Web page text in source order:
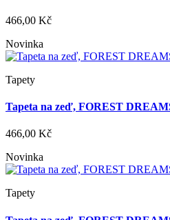
466,00 Kč
Novinka
Tapety
Tapeta na zeď, FOREST
466,00 Kč
Novinka
Tapety